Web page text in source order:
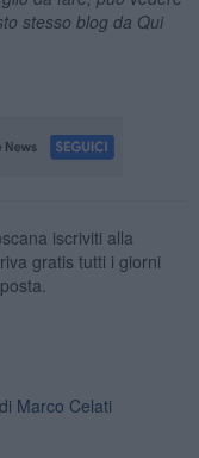
stesso blog da Qui
iscriviti alla
gratis tutti i giorni
Marco Celati